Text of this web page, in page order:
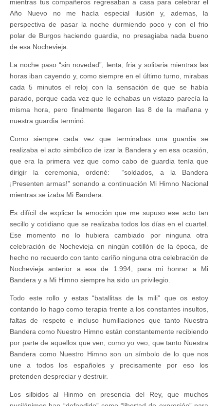
mientras tus compañeros regresaban a casa para celebrar el
Año Nuevo no me hacía especial ilusión y, ademas, la
perspectiva de pasar la noche durmiendo poco y con el frio
polar de Burgos haciendo guardia, no presagiaba nada bueno
de esa Nochevieja.
La noche paso “sin novedad”, lenta, fria y solitaria mientras las
horas iban cayendo y, como siempre en el último turno, mirabas
cada 5 minutos el reloj con la sensación de que se había
parado, porque cada vez que le echabas un vistazo parecía la
misma hora, pero finalmente llegaron las 8 de la mañana y
nuestra guardia terminó.
Como siempre cada vez que terminabas una guardia se
realizaba el acto simbólico de izar la Bandera y en esa ocasión,
que era la primera vez que como cabo de guardia tenía que
dirigir la ceremonia, ordené: “soldados, a la Bandera
¡Presenten armas!” sonando a continuación Mi Himno Nacional
mientras se izaba Mi Bandera.
Es difícil de explicar la emoción que me supuso ese acto tan
secillo y cotidiano que se realizaba todos los días en el cuartel.
Ese momento no lo hubiera cambiado por ninguna otra
celebración de Nochevieja en ningún cotillón de la época, de
hecho no recuerdo con tanto cariño ninguna otra celebración de
Nochevieja anterior a esa de 1.994, para mi honrar a Mi
Bandera y a Mi Himno siempre ha sido un privilegio.
Todo este rollo y estas “batallitas de la mili” que os estoy
contando lo hago como terapia frente a los constantes insultos,
faltas de respeto e incluso humillaciones que tanto Nuestra
Bandera como Nuestro Himno están constantemente recibiendo
por parte de aquellos que ven, como yo veo, que tanto Nuestra
Bandera como Nuestro Himno son un símbolo de lo que nos
une a todos los españoles y precisamente por eso los
pretenden despreciar y destruir.
Los silbidos al Hinmo en presencia del Rey, que muchos